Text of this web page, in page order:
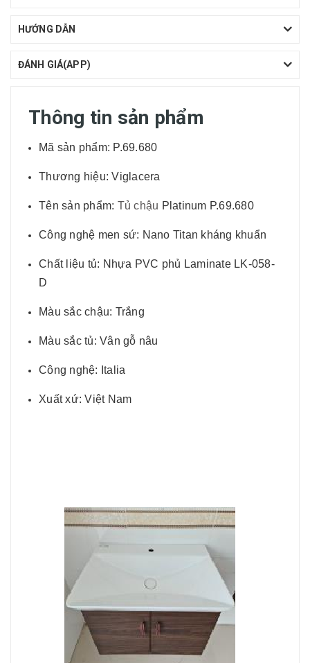
HƯỚNG DẪN
ĐÁNH GIÁ(APP)
Thông tin sản phẩm
Mã sản phẩm: P.69.680
Thương hiệu: Viglacera
Tên sản phẩm: Tủ chậu Platinum P.69.680
Công nghệ men sứ: Nano Titan kháng khuẩn
Chất liệu tủ: Nhựa PVC phủ Laminate LK-058-
D
Màu sắc chậu: Trắng
Màu sắc tủ: Vân gỗ nâu
Công nghệ: Italia
Xuất xứ: Việt Nam